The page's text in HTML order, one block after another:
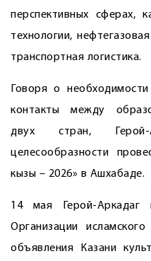
перспективных сферах,
технологии,
транспортная логистика.
Говоря о
контакты между
двух стран, Герой-
целесообразности
кызы – 2026» в Ашхабаде.
14 мая Герой-
Организации
объявления Казани